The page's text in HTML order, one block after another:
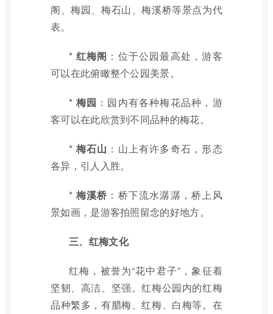
阁、梅园、梅石山、梅溪桥等景点为代
表。
* 红梅阁 ：位于公园最高处，游客
可以在此俯瞰整个公园美景。
* 梅园 ：园内有各种梅花品种，游
客可以在此欣赏到不同品种的梅花。
* 梅石山 ：山上有许多奇石，形态
各异，引人入胜。
* 梅溪桥 ：桥下流水潺潺，桥上风
景如画，是游客拍照留念的好地方。
三、红梅文化
红梅，被誉为“花中君子”，象征着
坚韧、高洁、坚强。红梅公园内的红梅
品种繁多，有腊梅、红梅、白梅等。在